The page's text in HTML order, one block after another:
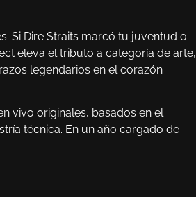
Si Dire Straits marcó tu juventud o
eleva el tributo a categoría de arte,
legendarios en el corazón
vivo originales, basados en el
técnica. En un año cargado de